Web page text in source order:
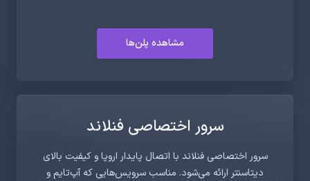
مشاهده پلن‌ها
سرور اختصاصی فنلاند
سرور اختصاصی فنلاند با اتصال پایدار اروپا و کیفیت بالای
دیتاسنتر ارائه می‌شود. مناسب سرویس‌هایی که آپ‌تایم و